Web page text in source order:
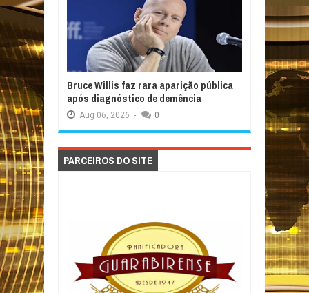
Bruce Willis faz rara aparição pública
após diagnóstico de demência
Aug 06, 2026 - 0
PARCEIROS DO SITE